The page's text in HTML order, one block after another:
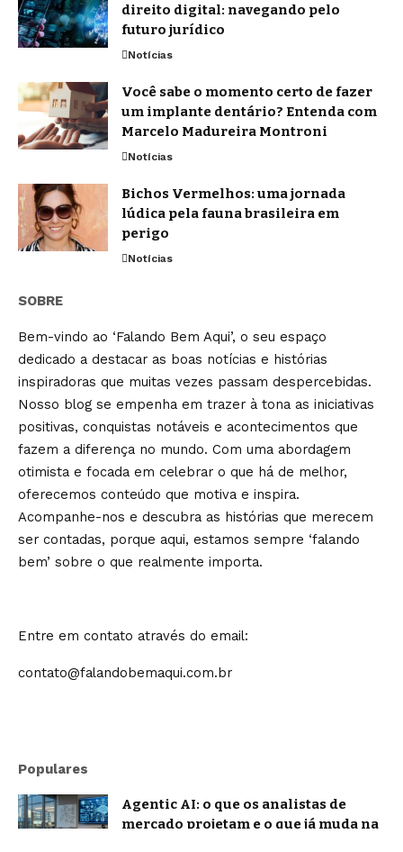
direito digital: navegando pelo
futuro jurídico
Notícias
Você sabe o momento certo de fazer
um implante dentário? Entenda com
Marcelo Madureira Montroni
Notícias
Bichos Vermelhos: uma jornada
lúdica pela fauna brasileira em
perigo
Notícias
SOBRE
Bem-vindo ao ‘Falando Bem Aqui’, o seu espaço
dedicado a destacar as boas notícias e histórias
inspiradoras que muitas vezes passam despercebidas.
Nosso blog se empenha em trazer à tona as iniciativas
positivas, conquistas notáveis e acontecimentos que
fazem a diferença no mundo. Com uma abordagem
otimista e focada em celebrar o que há de melhor,
oferecemos conteúdo que motiva e inspira.
Acompanhe-nos e descubra as histórias que merecem
ser contadas, porque aqui, estamos sempre ‘falando
bem’ sobre o que realmente importa.
Entre em contato através do email:
contato@falandobemaqui.com.br
Populares
Agentic AI: o que os analistas de
mercado projetam e o que já muda na